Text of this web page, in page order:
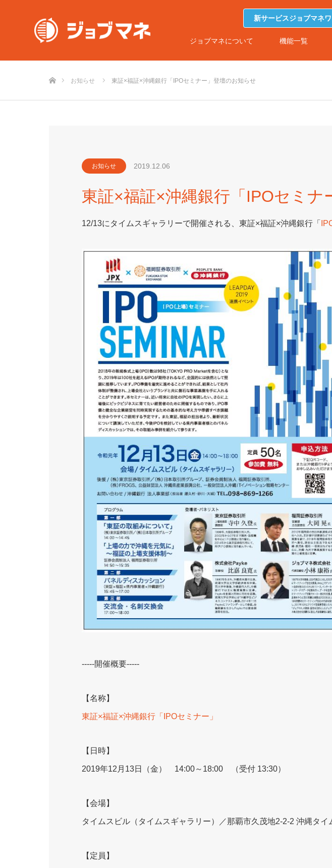
新サービスジョブマネ
ジョブマネについて 機能一覧
お知らせ 東証×福証×沖縄銀行「IPOセミナー」登壇のお知らせ
お知らせ 2019.12.06
東証×福証×沖縄銀行「IPOセミナ
12/13にタイムスギャラリーで開催される、東証×福証×沖縄銀行「
-----開催概要-----
【名称】
東証×福証×沖縄銀行「IPOセミナー」
【日時】
2019年12月13日（金） 14:00～18:00 （受付 13:30）
【会場】
タイムスビル（タイムスギャラリー）／那覇市久茂地2-2-2 沖縄タイ
【定員】